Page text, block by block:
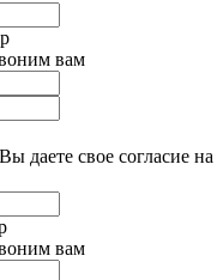
вам
даете свое согласие на
вам